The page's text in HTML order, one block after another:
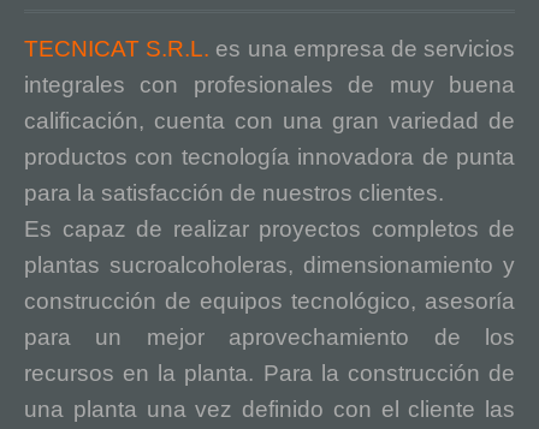
TECNICAT S.R.L. es una empresa de servicios
integrales con profesionales de muy buena
calificación, cuenta con una gran variedad de
productos con tecnología innovadora de punta
para la satisfacción de nuestros clientes.
Es capaz de realizar proyectos completos de
plantas sucroalcoholeras, dimensionamiento y
construcción de equipos tecnológico, asesoría
para un mejor aprovechamiento de los
recursos en la planta. Para la construcción de
una planta una vez definido con el cliente las